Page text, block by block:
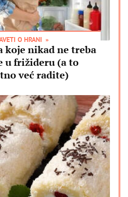
O HRANI
koje nikad ne treba
u frižideru (a to
već radite)